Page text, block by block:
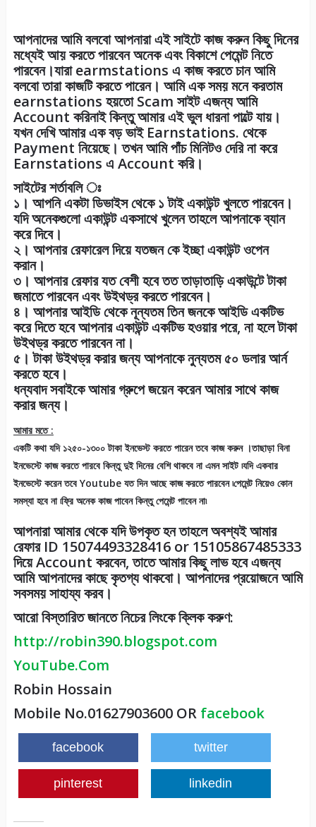
আপনাদের আমি বলবো আপনারা এই সাইটে কাজ করুন কিছু দিনের
মধ্যেই আয় করতে পারবেন অনেক এবং বিকাশে পেমেন্ট নিতে
পারবেন।যারা earmstations এ কাজ করতে চান আমি
বলবো তারা কাজটি করতে পারেন। আমি এক সময় মনে করতাম
earnstations হয়তো Scam সাইট এজন্য আমি
Account করিনাই কিন্তু আমার এই ভুল ধারনা পাল্টে যায়।
যখন দেখি আমার এক বড় ভাই Earnstations. থেকে
Payment নিয়েছে। তখন আমি পাঁচ মিনিটও দেরি না করে
Earnstations এ Account করি।
সাইটের শর্তাবলি ঃ
১। আপনি একটা ডিভাইস থেকে ১ টাই একাউন্ট খুলতে পারবেন।
যদি অনেকগুলো একাউন্ট একসাথে খুলেন তাহলে আপনাকে ব্যান
করে দিবে।
২। আপনার রেফারেল দিয়ে যতজন কে ইচ্ছা একাউন্ট ওপেন
করান।
৩। আপনার রেফার যত বেশী হবে তত তাড়াতাড়ি একাউন্টে টাকা
জমাতে পারবেন এবং উইথড্র করতে পারবেন।
৪। আপনার আইডি থেকে নূন্যতম তিন জনকে আইডি একটিভ
করে দিতে হবে আপনার একাউন্ট একটিভ হওয়ার পরে, না হলে টাকা
উইথড্র করতে পারবেন না।
৫। টাকা উইথড্র করার জন্য আপনাকে নুন্যতম ৫০ ডলার আর্ন
করতে হবে।
ধন্যবাদ সবাইকে আমার গ্রুপে জয়েন করেন আমার সাথে কাজ
করার জন্য।
আমার মতে :
একটি কথা যদি ১২৫০-১৩০০ টাকা ইনভেস্ট করতে পারেন তবে কাজ করুন ।তাছাড়া বিনা
ইনভেস্টে কাজ করতে পারবে কিন্তু দুই দিনের বেশি থাকবে না এমন সাইট ৷যদি একবার
ইনভেস্টে করেন তবে Youtube যত দিন আছে কাজ করতে পারবেন ৷পেমেন্ট নিয়েও কোন
সমস্যা হবে না ৷ফ্রি অনেক কাজ পাবেন কিন্তু পেমেন্ট পাবেন না৷
আপনারা আমার থেকে যদি উপকৃত হন তাহলে অবশ্যই আমার
রেফার ID 15074493328416or 15105867485333
দিয়ে Account করবেন, তাতে আমার কিছু লাভ হবে এজন্য
আমি আপনাদের কাছে কৃতগ্য থাকবো। আপনাদের প্রয়োজনে আমি
সবসময় সাহায্য করব।
আরো বিস্তারিত জানতে নিচের লিংকে ক্লিক করুণ:
http://robin390.blogspot.com
YouTube.Com
Robin Hossain
Mobile No.01627903600 OR facebook
facebook twitter
pinterest linkedin